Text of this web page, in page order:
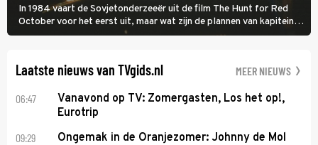
In 1984 vaart de Sovjetonderzeeër uit de film The Hunt for Red
October voor het eerst uit, maar wat zijn de plannen van kapitein
Marko Ramius?
Laatste nieuws van TVgids.nl MEER NIEUWS
06:47
Vanavond op TV: Zomergasten, Los het op!,
Eurotrip
09:29
Ongemak in de Oranjezomer: Johnny de Mol